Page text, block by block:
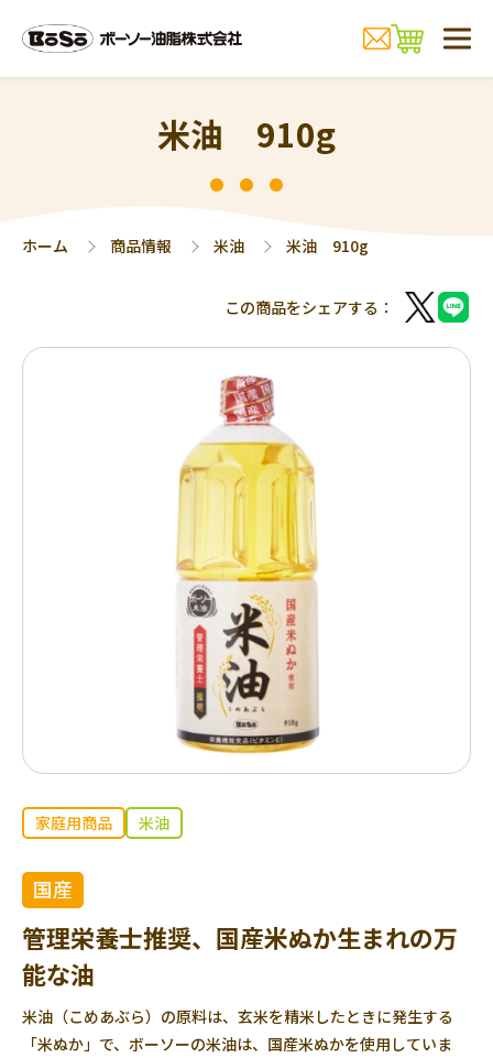
米油 910g
ホーム 商品情報 米油 米油 910g
この商品をシェアする：
家庭用商品 米油
国産
管理栄養士推奨、国産米ぬか生まれの万
能な油
米油（こめあぶら）の原料は、玄米を精米したときに発生する
「米ぬか」で、ボーソーの米油は、国産米ぬかを使用していま